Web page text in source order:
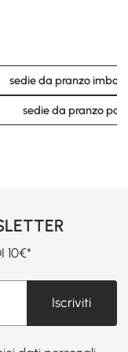
sedie da pranzo
sedie da pranzo
10€*
Iscriviti